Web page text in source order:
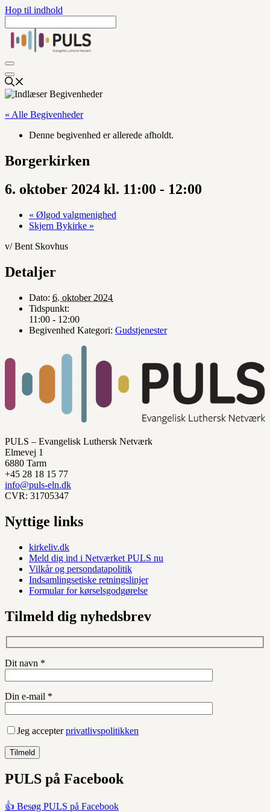
Hop til indhold
« Alle Begivenheder
Denne begivenhed er allerede afholdt.
Borgerkirken
6. oktober 2024 kl. 11:00 - 12:00
« Ølgod valgmenighed
Skjern Bykirke »
v/ Bent Skovhus
Detaljer
Dato: 6. oktober 2024
Tidspunkt:
11:00 - 12:00
Begivenhed Kategori: Gudstjenester
PULS – Evangelisk Luthersk Netværk
Elmevej 1
6880 Tarm
+45 28 18 15 77
info@puls-eln.dk
CVR: 31705347
Nyttige links
kirkeliv.dk
Meld dig ind i Netværket PULS nu
Vilkår og persondatapolitik
Indsamlingsetiske retningslinjer
Formular for kørselsgodgørelse
Tilmeld dig nyhedsbrev
Dit navn *
Din e-mail *
Jeg accepterprivatlivspolitikken
PULS på Facebook
👍 Besøg PULS på Facebook